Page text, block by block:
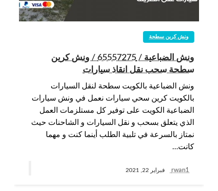
ونش كرين سطحة
ونش الضباعية / 65557275 / ونش كرين
سطحة سحب نقل انقاذ سيارات
ونش الضباعية بالكويت سطحة لنقل السيارات
بالكويت كرين سحي سيارات نعمل في ونش سيارات
الضباعية الكويت على توفير كل مستلزمات العمل
الذي يتعلق بسحب و نقل السيارات و الشاحنات حيث
نمتاز بالسرعة في تلبية الطلب أينما كنت و مهما
كانت…
rwan1 فبراير 22, 2021